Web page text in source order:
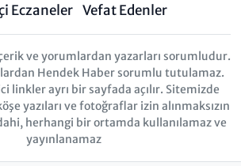
Eczaneler Vefat Edenler
ve yorumlardan yazarları sorumludur.
Hendek Haber sorumlu tutulamaz.
linkler ayrı bir sayfada açılır. Sitemizde
yazıları ve fotoğraflar izin alınmaksızın
herhangi bir ortamda kullanılamaz ve
yayınlanamaz